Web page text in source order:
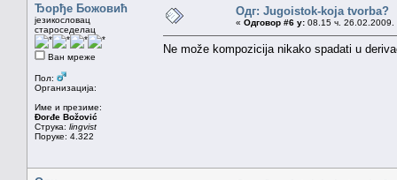
Ђорђе Божовић
језикословац
староседелац
Ван мреже
Пол:
Организација:
Име и презиме:
Đorđe Božović
Струка: lingvist
Поруке: 4.322
Одг: Jugoistok-koja tvorba?
« Одговор #6 у: 08.15 ч. 26.02.2009.
Ne može kompozicija nikako spadati u